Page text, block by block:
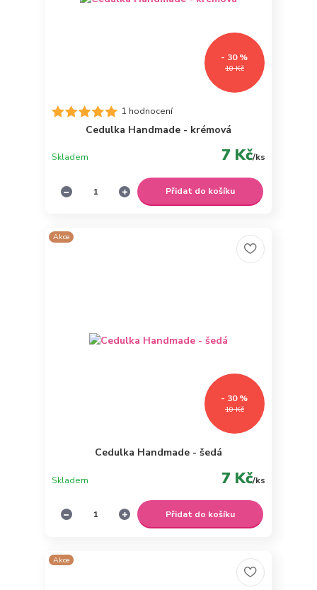
10 Kč
- 30 %
1 hodnocení
Cedulka Handmade - krémová
7 Kč/ks
Skladem
Přidat do košíku
Akce
10 Kč
- 30 %
Cedulka Handmade - šedá
7 Kč/ks
Skladem
Přidat do košíku
Akce